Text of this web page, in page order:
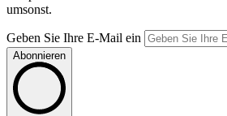
umsonst.
Geben Sie Ihre E-Mail ein
Abonnieren